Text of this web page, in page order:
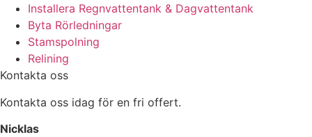
Installera Regnvattentank & Dagvattentank
Byta Rörledningar
Stamspolning
Relining
Kontakta oss
Kontakta oss idag för en fri offert.
Nicklas